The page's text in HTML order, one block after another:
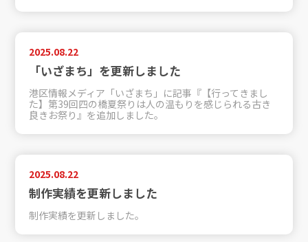
2025.08.22
「いざまち」を更新しました
港区情報メディア「いざまち」に記事『【行ってきまし
た】第39回四の橋夏祭りは人の温もりを感じられる古き
良きお祭り』を追加しました。
2025.08.22
制作実績を更新しました
制作実績を更新しました。